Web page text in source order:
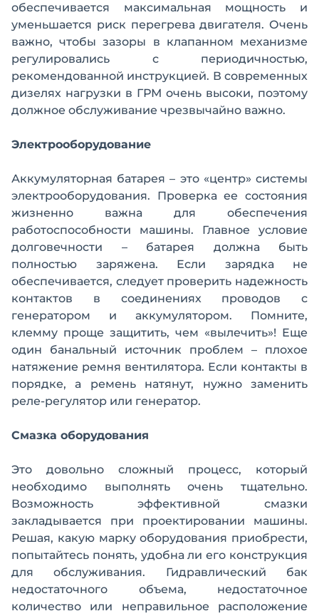
обеспечивается максимальная мощность и
уменьшается риск перегрева двигателя. Очень
важно, чтобы зазоры в клапанном механизме
регулировались с периодичностью,
рекомендованной инструкцией. В современных
дизелях нагрузки в ГРМ очень высоки, поэтому
должное обслуживание чрезвычайно важно.
Электрооборудование
Аккумуляторная батарея – это «центр» системы
электрооборудования. Проверка ее состояния
жизненно важна для обеспечения
работоспособности машины. Главное условие
долговечности – батарея должна быть
полностью заряжена. Если зарядка не
обеспечивается, следует проверить надежность
контактов в соединениях проводов с
генератором и аккумулятором. Помните,
клемму проще защитить, чем «вылечить»! Еще
один банальный источник проблем – плохое
натяжение ремня вентилятора. Если контакты в
порядке, а ремень натянут, нужно заменить
реле-регулятор или генератор.
Смазка оборудования
Это довольно сложный процесс, который
необходимо выполнять очень тщательно.
Возможность эффективной смазки
закладывается при проектировании машины.
Решая, какую марку оборудования приобрести,
попытайтесь понять, удобна ли его конструкция
для обслуживания. Гидравлический бак
недостаточного объема, недостаточное
количество или неправильное расположение